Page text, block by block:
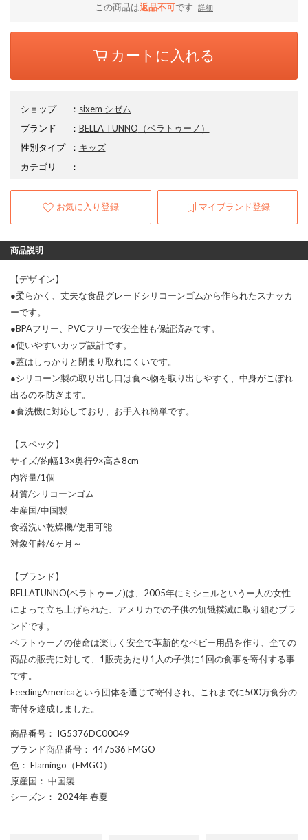
この商品は返品不可です 詳細
カートに入れる
ショップ ： sixem シゼム
ブランド
： BELLA TUNNO （ベラトゥーノ）
性別タイプ
： キッズ
カテゴリ
：
お気に入り登録 マイブランド登録
商品説明
【デザイン】
●柔らかく、丈夫な食品グレードシリコーンゴムから作られたスナッカ
ーです。
●BPAフリー、PVCフリーで安全性も保証済みです。
●使いやすいカップ設計です。
●蓋はしっかりと閉まり取れにくいです。
●シリコーン製の取り出し口は食べ物を取り出しやすく、中身がこぼれ
出るのを防ぎます。
●食洗機に対応しており、お手入れ簡単です。
【スペック】
サイズ/約幅13×奥行9×高さ8cm
内容量/1個
材質/シリコーンゴム
生産国/中国製
食器洗い乾燥機/使用可能
対象年齢/6ヶ月～
【ブランド】
BELLATUNNO(ベラトゥーノ)は、2005年にミシェルというー人の女性
によって立ち上げられた、アメリカでの子供の飢餓撲滅に取り組むブラ
ンドです。
ベラトゥーノの使命は楽しく安全で革新的なベビー用品を作り、全ての
商品の販売に対して、1販売あたり1人の子供に1回の食事を寄付する事
です。
FeedingAmericaという団体を通じて寄付され、これまでに500万食分の
寄付を達成しました。
商品番号 ： IG5376DC00049
ブランド商品番号 ： 447536 FMGO
色 ： Flamingo（FMGO）
原産国 ： 中国製
シーズン ： 2024年 春夏